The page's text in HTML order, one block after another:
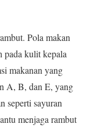
Pola makan
pada kulit kepala
makanan yang
A, B, dan E, yang
seperti sayuran
menjaga rambut